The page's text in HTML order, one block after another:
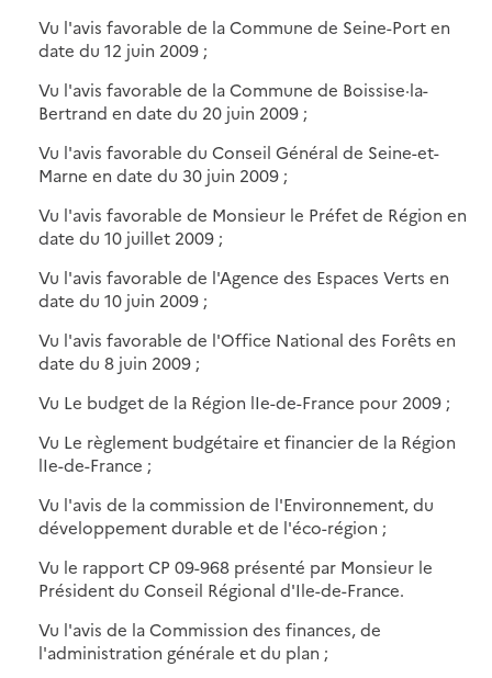
Vu l'avis favorable de la Commune de Seine-Port en
date du 12 juin 2009 ;
Vu l'avis favorable de la Commune de Boissise·la-
Bertrand en date du 20 juin 2009 ;
Vu l'avis favorable du Conseil Général de Seine-et-
Marne en date du 30 juin 2009 ;
Vu l'avis favorable de Monsieur le Préfet de Région en
date du 10 juillet 2009 ;
Vu l'avis favorable de l'Agence des Espaces Verts en
date du 10 juin 2009 ;
Vu l'avis favorable de l'Office National des Forêts en
date du 8 juin 2009 ;
Vu Le budget de la Région lIe-de-France pour 2009 ;
Vu Le règlement budgétaire et financier de la Région
lIe-de-France ;
Vu l'avis de la commission de l'Environnement, du
développement durable et de l'éco-région ;
Vu le rapport CP 09-968 présenté par Monsieur le
Président du Conseil Régional d'Ile-de-France.
Vu l'avis de la Commission des finances, de
l'administration générale et du plan ;